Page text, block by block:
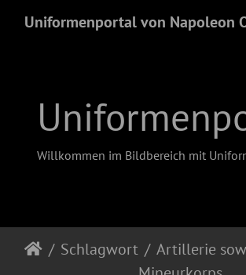
Uniformenportal von Napoleon
Willkommen im Bildbereich mit
Schlagwort
Artillerie